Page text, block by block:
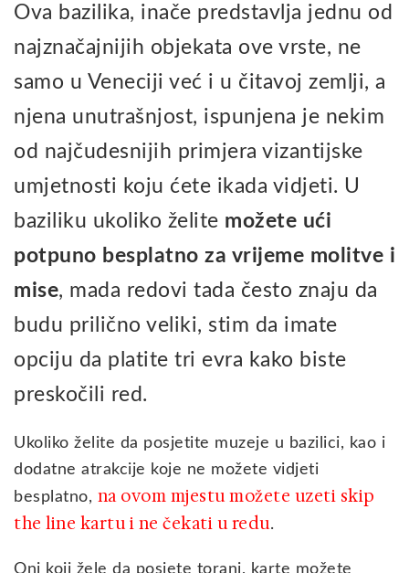
Ova bazilika, inače predstavlja jednu od
najznačajnijih objekata ove vrste, ne
samo u Veneciji već i u čitavoj zemlji, a
njena unutrašnjost, ispunjena je nekim
od najčudesnijih primjera vizantijske
umjetnosti koju ćete ikada vidjeti. U
baziliku ukoliko želite možete ući
potpuno besplatno za vrijeme molitve i
mise, mada redovi tada često znaju da
budu prilično veliki, stim da imate
opciju da platite tri evra kako biste
preskočili red.
Ukoliko želite da posjetite muzeje u bazilici, kao i
dodatne atrakcije koje ne možete vidjeti
besplatno, na ovom mjestu možete uzeti skip
the line kartu i ne čekati u redu.
Oni koji žele da posjete toranj, karte možete